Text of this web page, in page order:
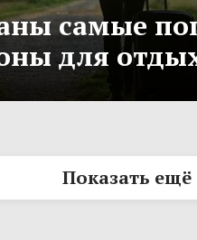
самые
для
Показать ещё